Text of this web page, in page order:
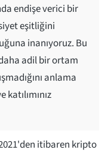
endişe verici bir
eşitliğini
inanıyoruz. Bu
adil bir ortam
anlama
itibaren kripto